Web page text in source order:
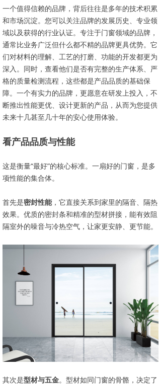
一个值得信赖的品牌，背后往往是多年的技术积累
和市场沉淀。您可以关注品牌的发展历史、专业领
域以及获得的行业认证。专注于门窗领域的品牌，
通常比业务广泛但什么都不精的品牌更具优势。它
们对材料的理解、工艺的打磨、功能的开发都更为
深入。同时，查看他们是否有完整的生产体系、严
格的质量检测流程，这些都是产品品质的基础保
障。一个有实力的品牌，更愿意在研发上投入，不
断推出性能更优、设计更新的产品，从而为您提供
未来十几甚至几十年的安心使用体验。
看产品品质与性能
这是衡量“最好”的核心标准。一扇好的门窗，是多
项性能的集合体。
首先是密封性能，它直接关系到家里的隔音、隔热
效果。优质的密封条和精准的型材拼接，能有效阻
隔室外的噪音与冷热空气，让家更安静、更节能。
其次是型材与五金。型材如同门窗的骨骼，决定了